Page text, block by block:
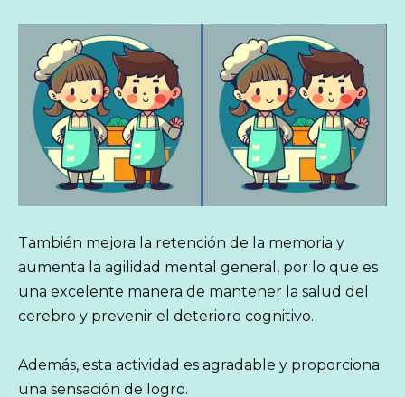
También mejora la retención de la memoria y
aumenta la agilidad mental general, por lo que es
una excelente manera de mantener la salud del
cerebro y prevenir el deterioro cognitivo.
Además, esta actividad es agradable y proporciona
una sensación de logro.